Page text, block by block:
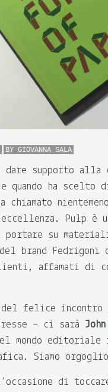
BY GIOVANNA SALA
dare supporto alla
ha scelto
chiamato
Pulp è
portare su
del brand
affamati di
del felice incontro
– ci sarà
mondo
Siamo
di